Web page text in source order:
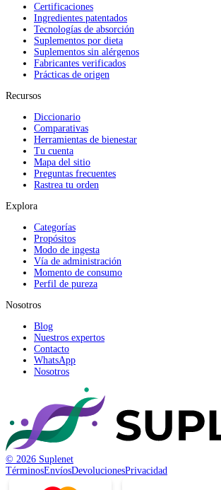
Certificaciones
Ingredientes patentados
Tecnologías de absorción
Suplementos por dieta
Suplementos sin alérgenos
Fabricantes verificados
Prácticas de origen
Recursos
Diccionario
Comparativas
Herramientas de bienestar
Tu cuenta
Mapa del sitio
Preguntas frecuentes
Rastrea tu orden
Explora
Categorías
Propósitos
Modo de ingesta
Vía de administración
Momento de consumo
Perfil de pureza
Nosotros
Blog
Nuestros expertos
Contacto
WhatsApp
Nosotros
© 2026 Suplenet
TérminosEnvíosDevolucionesPrivacidad